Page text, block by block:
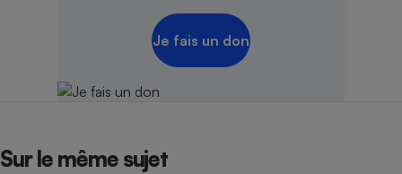
Je fais un don
Sur le même sujet